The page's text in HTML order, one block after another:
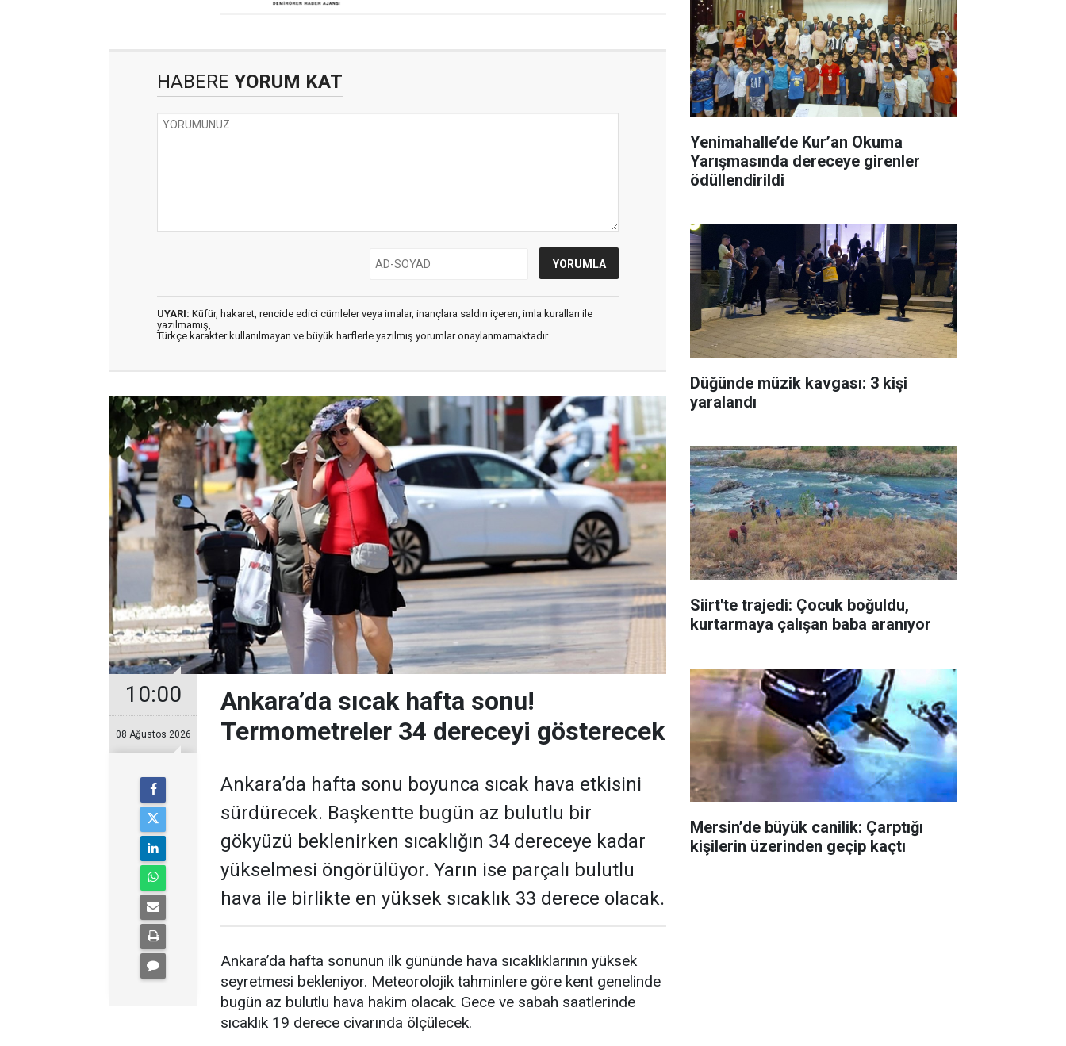
HABERE YORUM KAT
UYARI: Küfür, hakaret, rencide edici cümleler veya imalar, inançlara saldırı içeren, imla kuralları ile
yazılmamış,
Türkçe karakter kullanılmayan ve büyük harflerle yazılmış yorumlar onaylanmamaktadır.
10:00
08 Ağustos 2026
Ankara’da sıcak hafta sonu!
Termometreler 34 dereceyi gösterecek
Ankara’da hafta sonu boyunca sıcak hava etkisini
sürdürecek. Başkentte bugün az bulutlu bir
gökyüzü beklenirken sıcaklığın 34 dereceye kadar
yükselmesi öngörülüyor. Yarın ise parçalı bulutlu
hava ile birlikte en yüksek sıcaklık 33 derece olacak.
Ankara’da hafta sonunun ilk gününde hava sıcaklıklarının yüksek
seyretmesi bekleniyor. Meteorolojik tahminlere göre kent genelinde
bugün az bulutlu hava hakim olacak. Gece ve sabah saatlerinde
sıcaklık 19 derece civarında ölçülecek.
Yenimahalle’de Kur’an Okuma
Yarışmasında dereceye girenler
ödüllendirildi
Düğünde müzik kavgası: 3 kişi
yaralandı
Siirt'te trajedi: Çocuk boğuldu,
kurtarmaya çalışan baba aranıyor
Mersin’de büyük canilik: Çarptığı
kişilerin üzerinden geçip kaçtı